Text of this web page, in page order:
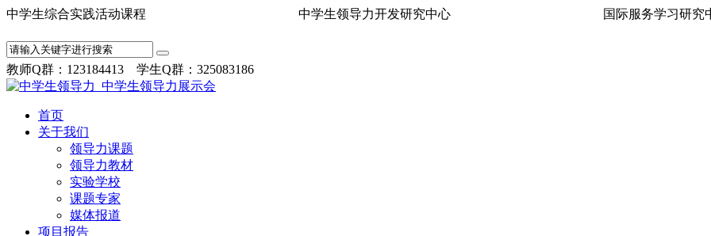
中学生综合实践活动课程 中学生领导力开发研究中心 国际服务
教师Q群：123184413 学生Q群：325083186
首页
关于我们
领导力课题
领导力教材
实验学校
课题专家
媒体报道
项目报告